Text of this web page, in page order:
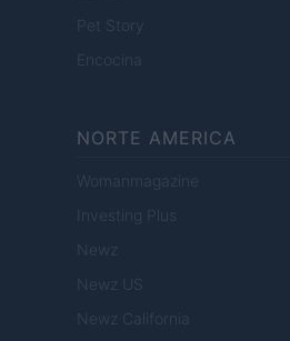
Pet Story
Encocina
NORTE AMERICA
Womanmagazine
Investing Plus
Newz
Newz US
Newz California